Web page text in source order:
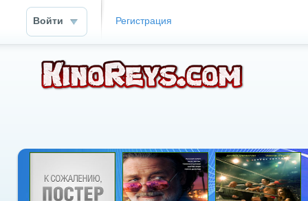
Войти Регистрация